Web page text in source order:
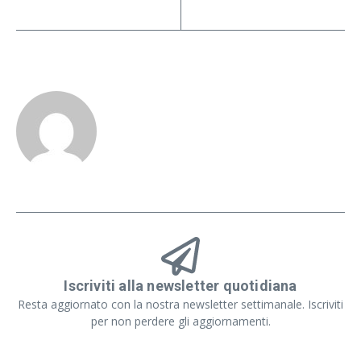
Iscriviti alla newsletter quotidiana
Resta aggiornato con la nostra newsletter settimanale. Iscriviti
per non perdere gli aggiornamenti.